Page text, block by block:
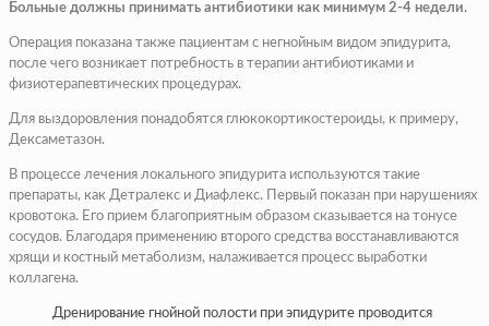
Больные должны принимать антибиотики как минимум 2-4 недели.
Операция показана также пациентам с негнойным видом эпидурита,
после чего возникает потребность в терапии антибиотиками и
физиотерапевтических процедурах.
Для выздоровления понадобятся глюкокортикостероиды, к примеру,
Дексаметазон.
В процессе лечения локального эпидурита используются такие
препараты, как Детралекс и Диафлекс. Первый показан при нарушениях
кровотока. Его прием благоприятным образом сказывается на тонусе
сосудов. Благодаря применению второго средства восстанавливаются
хрящи и костный метаболизм, налаживается процесс выработки
коллагена.
Дренирование гнойной полости при эпидурите проводится